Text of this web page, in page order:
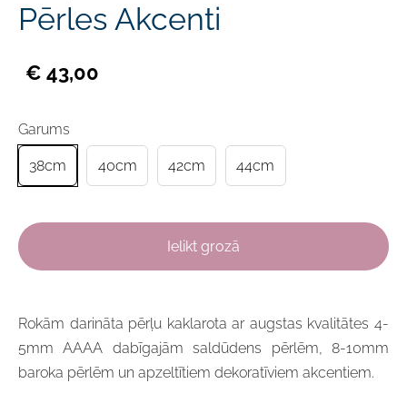
Pērles Akcenti
€ 43,00
Garums
38cm 40cm 42cm 44cm
Ielikt grozā
Rokām darināta pērļu kaklarota ar augstas kvalitātes 4-
5mm AAAA dabīgajām saldūdens pērlēm, 8-10mm
baroka pērlēm un apzeltītiem dekoratīviem akcentiem.